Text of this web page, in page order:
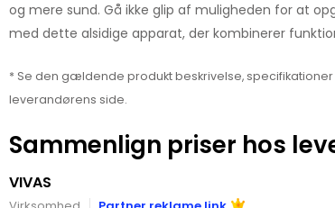
og mere sund. Gå ikke glip af muligheden for at
med dette alsidige apparat, der kombinerer
* Se den gældende produkt beskrivelse,
leverandørens side.
Sammenlign priser hos
VIVAS